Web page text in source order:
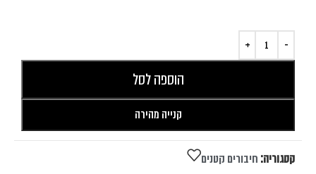
הוספה לסל
קנייה מהירה
קטגוריה: חיבורים קטנים